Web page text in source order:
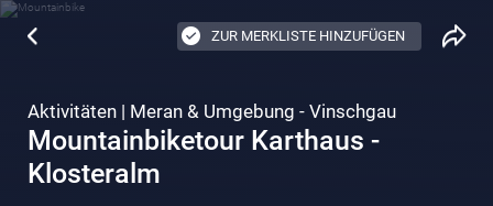
ZUR MERKLISTE HINZUFÜGEN
Aktivitäten | Meran & Umgebung - Vinschgau
Mountainbiketour Karthaus -
Klosteralm